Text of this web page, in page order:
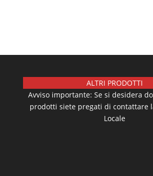
ALTRI PRODOTTI
Avviso importante: Se si desidera
prodotti siete pregati di contattare
Locale